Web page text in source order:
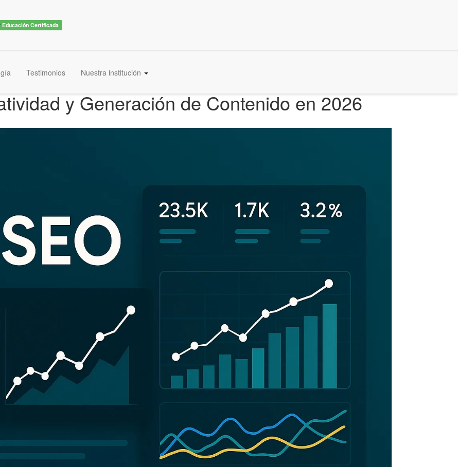
Educación Certificada
Testimonios Nuestra institución
y Generación de Contenido en 2026